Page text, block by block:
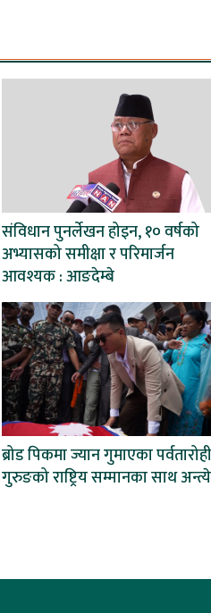
संविधान पुनर्लेखन होइन, १० वर्षको
अभ्यासको समीक्षा र परिमार्जन
आवश्यक : आङदेम्बे
ब्रोड पिकमा ज्यान गुमाएका पर्वतारोही
गुरुङको राष्ट्रिय सम्मानका साथ